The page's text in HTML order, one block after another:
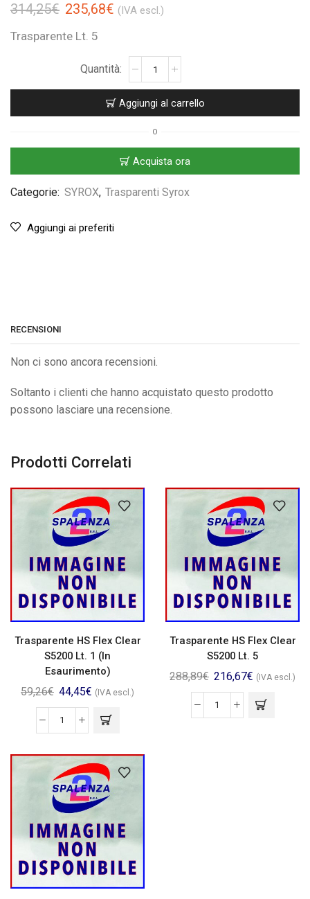
314,25€ 235,68€ (IVA escl.)
Trasparente Lt. 5
Aggiungi al carrello
O
Acquista ora
Categorie: SYROX, Trasparenti Syrox
Aggiungi ai preferiti
RECENSIONI
Non ci sono ancora recensioni.
Soltanto i clienti che hanno acquistato questo prodotto
possono lasciare una recensione.
Prodotti Correlati
Trasparente HS Flex Clear
S5200 Lt. 1 (In
Esaurimento)
59,26€ 44,45€ (IVA escl.)
Trasparente HS Flex Clear
S5200 Lt. 5
288,89€ 216,67€ (IVA escl.)